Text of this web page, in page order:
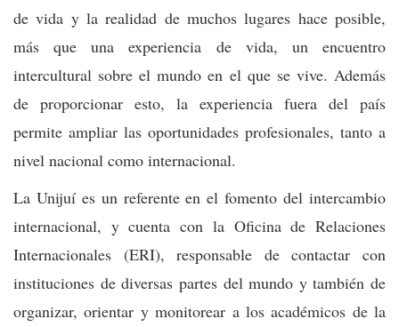
de vida y la realidad de muchos lugares hace posible,
más que una experiencia de vida, un encuentro
intercultural sobre el mundo en el que se vive. Además
de proporcionar esto, la experiencia fuera del país
permite ampliar las oportunidades profesionales, tanto a
nivel nacional como internacional.
La Unijuí es un referente en el fomento del intercambio
internacional, y cuenta con la Oficina de Relaciones
Internacionales (ERI), responsable de contactar con
instituciones de diversas partes del mundo y también de
organizar, orientar y monitorear a los académicos de la